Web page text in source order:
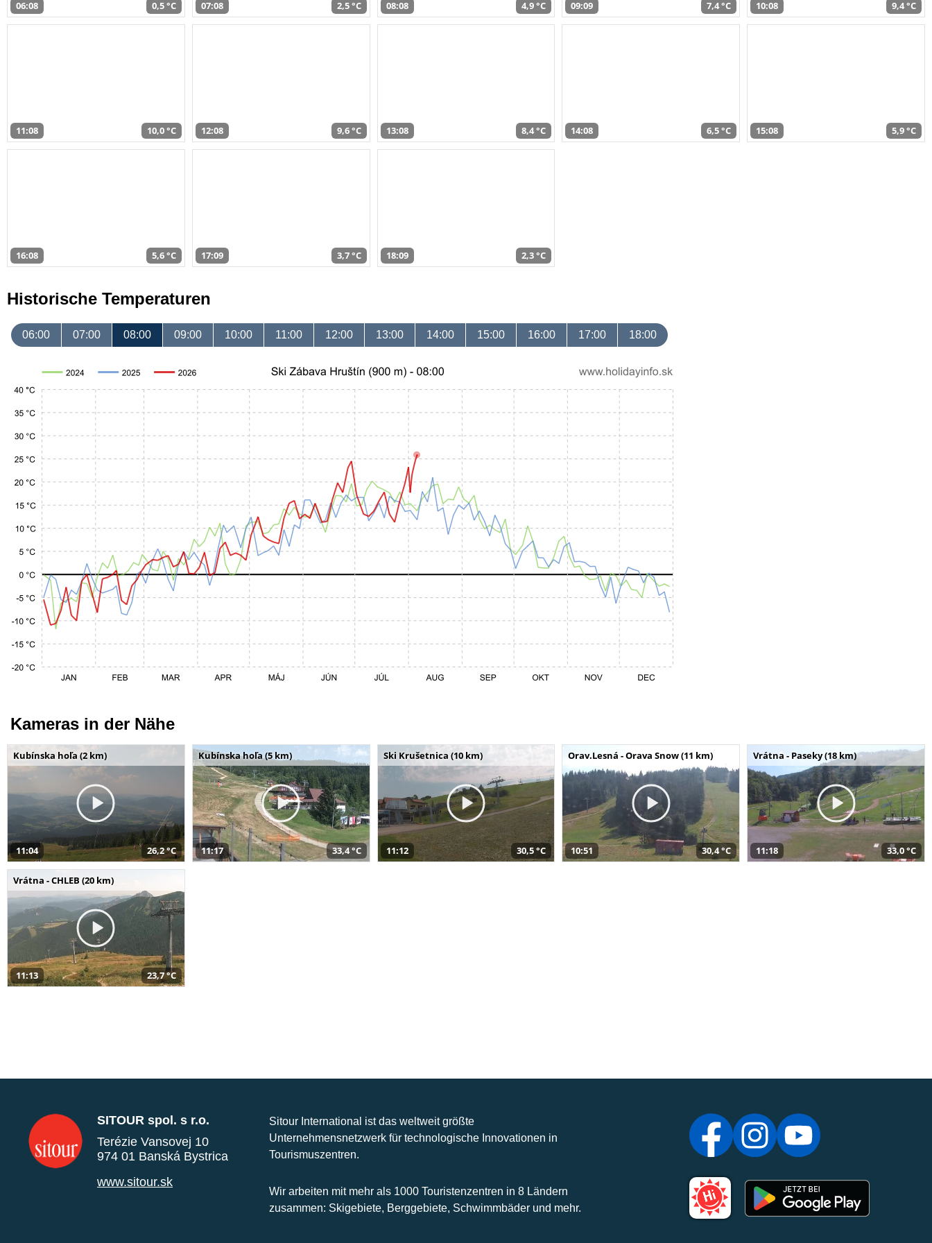
06:08 0,5 °C 07:08 2,5 °C 08:08 4,9 °C 09:09 7,4 °C 10:08 9,4 °C
11:08 10,0 °C 12:08 9,6 °C 13:08 8,4 °C 14:08 6,5 °C 15:08 5,9 °C
16:08 5,6 °C 17:09 3,7 °C 18:09 2,3 °C
Historische Temperaturen
06:00 07:00 08:00 09:00 10:00 11:00 12:00 13:00 14:00 15:00 16:00 17:00 18:00
Kameras in der Nähe
Kubínska hoľa (2 km)
11:04 26,2 °C
Kubínska hoľa (5 km)
11:17 33,4 °C
Ski Krušetnica (10 km)
11:12 30,5 °C
Orav.Lesná - Orava Snow (11 km)
10:51 30,4 °C
Vrátna - Paseky (18 km)
11:18 33,0 °C
Vrátna - CHLEB (20 km)
11:13 23,7 °C
SITOUR spol. s r.o.
Terézie Vansovej 10
974 01 Banská Bystrica
www.sitour.sk
Sitour International ist das weltweit größte
Unternehmensnetzwerk für technologische Innovationen in
Tourismuszentren.
Wir arbeiten mit mehr als 1000 Touristenzentren in 8 Ländern
zusammen: Skigebiete, Berggebiete, Schwimmbäder und mehr.